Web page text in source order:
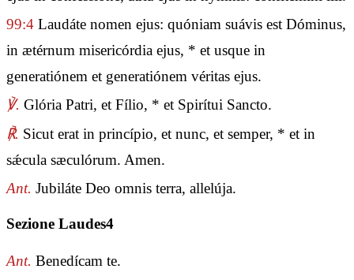
99:4 Laudáte nomen ejus: quóniam suávis est Dóminus,
in ætérnum misericórdia ejus, * et usque in
generatiónem et generatiónem véritas ejus.
℣. Glória Patri, et Fílio, * et Spirítui Sancto.
℟. Sicut erat in princípio, et nunc, et semper, * et in
sǽcula sæculórum. Amen.
Ant. Jubiláte Deo omnis terra, allelúja.
Sezione Laudes4
Ant. Benedícam te.